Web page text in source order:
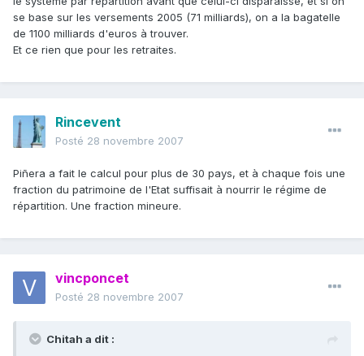
se base sur les versements 2005 (71 milliards), on a la bagatelle
de 1100 milliards d'euros à trouver.
Et ce rien que pour les retraites.
Rincevent
Posté 28 novembre 2007
Piñera a fait le calcul pour plus de 30 pays, et à chaque fois une
fraction du patrimoine de l'Etat suffisait à nourrir le régime de
répartition. Une fraction mineure.
vincponcet
Posté 28 novembre 2007
Chitah a dit :